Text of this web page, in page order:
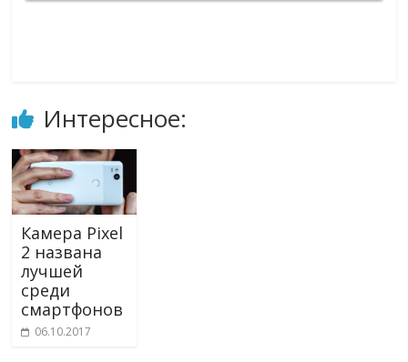
Интересное:
Камера Pixel
2 названа
лучшей
среди
смартфонов
06.10.2017